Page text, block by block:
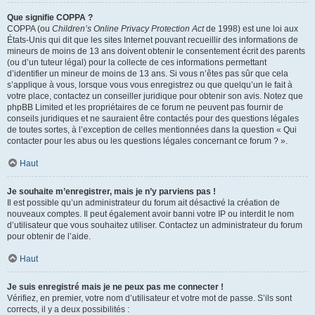
Que signifie COPPA ?
COPPA (ou Children’s Online Privacy Protection Actde 1998) est une loi aux
États-Unis qui dit que les sites Internet pouvant recueillir des informations de
mineurs de moins de 13 ans doivent obtenir le consentement écrit des parents
(ou d’un tuteur légal) pour la collecte de ces informations permettant
d’identifier un mineur de moins de 13 ans. Si vous n’êtes pas sûr que cela
s’applique à vous, lorsque vous vous enregistrez ou que quelqu’un le fait à
votre place, contactez un conseiller juridique pour obtenir son avis. Notez que
phpBB Limited et les propriétaires de ce forum ne peuvent pas fournir de
conseils juridiques et ne sauraient être contactés pour des questions légales
de toutes sortes, à l’exception de celles mentionnées dans la question « Qui
contacter pour les abus ou les questions légales concernant ce forum ? ».
Haut
Je souhaite m’enregistrer, mais je n’y parviens pas !
Il est possible qu’un administrateur du forum ait désactivé la création de
nouveaux comptes. Il peut également avoir banni votre IP ou interdit le nom
d’utilisateur que vous souhaitez utiliser. Contactez un administrateur du forum
pour obtenir de l’aide.
Haut
Je suis enregistré mais je ne peux pas me connecter !
Vérifiez, en premier, votre nom d’utilisateur et votre mot de passe. S’ils sont
corrects, il y a deux possibilités :